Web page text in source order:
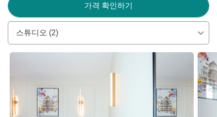
가격 확인하기
스튜디오 (2)
세부 정보 보기 세부